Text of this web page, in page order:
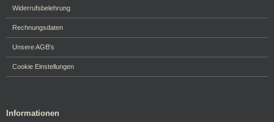
Widerrufsbelehrung
Rechnungsdaten
Unsere AGB's
Cookie Einstellungen
Informationen